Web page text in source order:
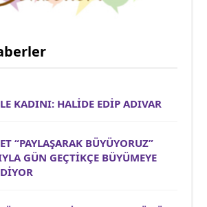
KADINI: HALİDE EDİP ADIVAR
“PAYLAŞARAK BÜYÜYORUZ”
GÜN GEÇTİKÇE BÜYÜMEYE